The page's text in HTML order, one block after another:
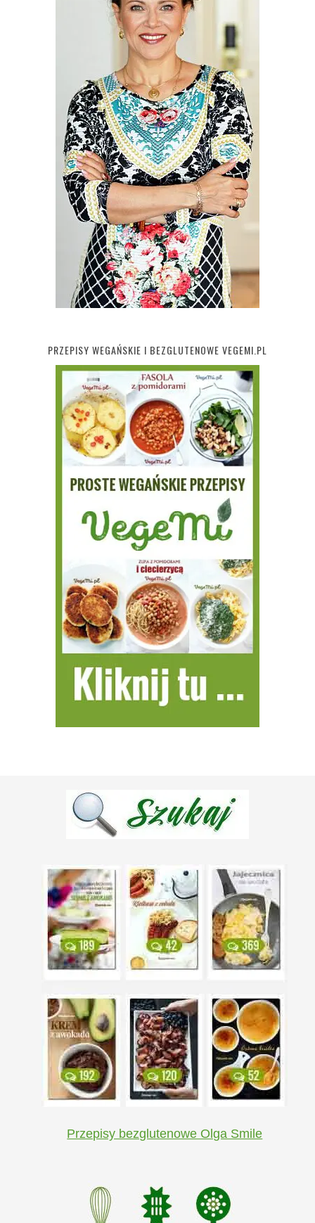
PRZEPISY WEGAŃSKIE I BEZGLUTENOWE VEGEMI.PL
Przepisy bezglutenowe Olga Smile